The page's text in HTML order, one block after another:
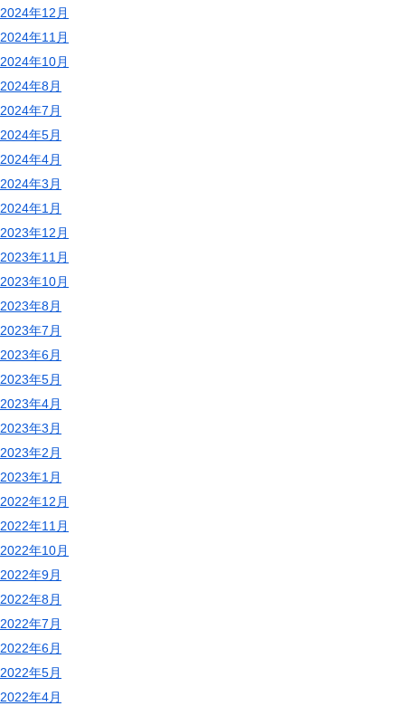
2024年12月
2024年11月
2024年10月
2024年8月
2024年7月
2024年5月
2024年4月
2024年3月
2024年1月
2023年12月
2023年11月
2023年10月
2023年8月
2023年7月
2023年6月
2023年5月
2023年4月
2023年3月
2023年2月
2023年1月
2022年12月
2022年11月
2022年10月
2022年9月
2022年8月
2022年7月
2022年6月
2022年5月
2022年4月